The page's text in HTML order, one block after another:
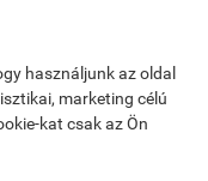
használjunk az oldal
marketing célú
kat csak az Ön